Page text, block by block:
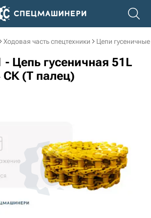
Ходовая часть спецтехники Цепи гусеничные
- Цепь гусеничная 51L
(Т палец)